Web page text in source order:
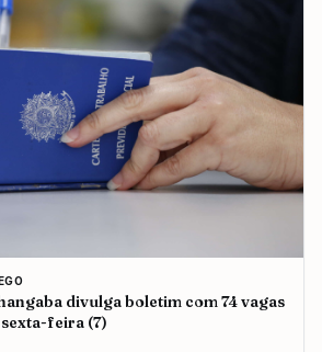
divulga boletim com 74 vagas
feira (7)